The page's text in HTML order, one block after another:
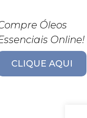
Óleos
Online!
CLIQUE AQUI